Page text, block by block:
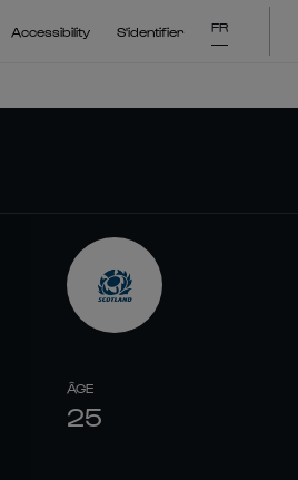
Accessibility S'identifier FR
ÂGE
25